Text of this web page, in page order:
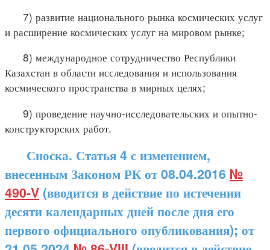
7) развитие национального рынка космических услуг
и расширение космических услуг на мировом рынке;
8) международное сотрудничество Республики
Казахстан в области исследования и использования
космического пространства в мирных целях;
9) проведение научно-исследовательских и опытно-
конструкторских работ.
Сноска. Статья 4 с изменением,
внесенным Законом РК от 08.04.2016 №
490-V (вводится в действие по истечении
десяти календарных дней после дня его
первого официального опубликования); от